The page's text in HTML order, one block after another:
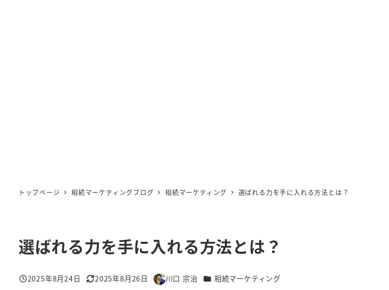
トップページ 相続マーケティングブログ 相続マーケティング 選ばれる力を手に入れる方法とは？
選ばれる力を手に入れる方法とは？
投稿日
2025年8月24日
更新日
2025年8月26日
著
川口 宗治 カテゴリー
相続マーケティング